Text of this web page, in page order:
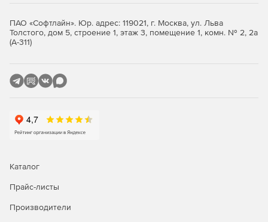
Оптимизированное управление жизненным циклом
сокращает количество человеко-часов, необходимых
выдачу сертификатов.
ПАО «Софтлайн». Юр. адрес: 119021, г. Москва, ул. Льва
Толстого, дом 5, строение 1, этаж 3, помещение 1, комн. № 2, 2а
(А-311)
Каталог
Прайс-листы
Производители